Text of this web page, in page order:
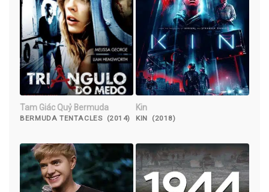
Tam Giác Quỷ Bermuda
BERMUDA TENTACLES (2014)
Kin
KIN (2018)